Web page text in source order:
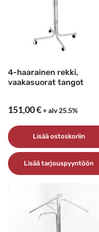
4-haarainen rekki,
vaakasuorat tangot
151,00€+ alv 25.5%
Lisää ostoskoriin
Lisää tarjouspyyntöön